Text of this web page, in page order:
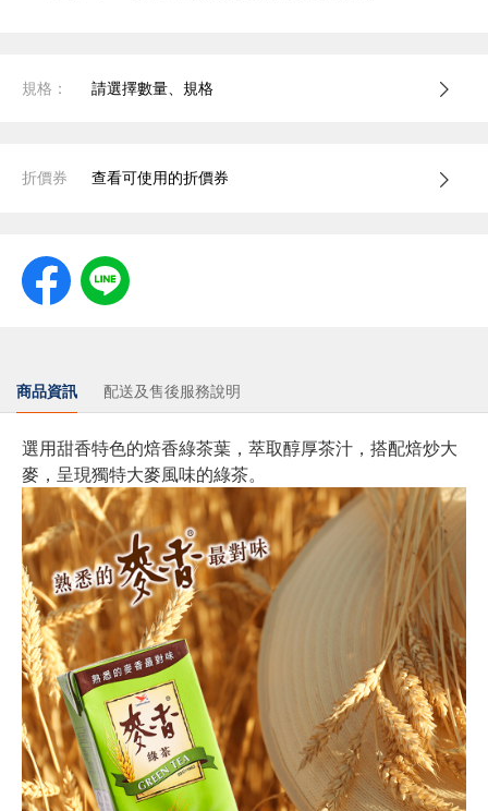
規格： 請選擇數量、規格
折價券 查看可使用的折價券
商品資訊 配送及售後服務說明
選用甜香特色的焙香綠茶葉，萃取醇厚茶汁，搭配焙炒大
麥，呈現獨特大麥風味的綠茶。